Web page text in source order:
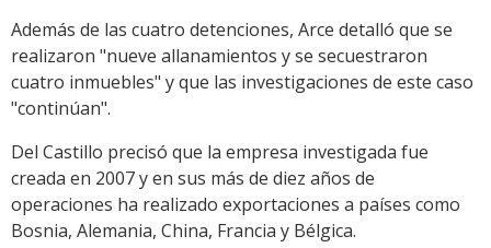
Además de las cuatro detenciones, Arce detalló que se
realizaron "nueve allanamientos y se secuestraron
cuatro inmuebles" y que las investigaciones de este caso
"continúan".
Del Castillo precisó que la empresa investigada fue
creada en 2007 y en sus más de diez años de
operaciones ha realizado exportaciones a países como
Bosnia, Alemania, China, Francia y Bélgica.